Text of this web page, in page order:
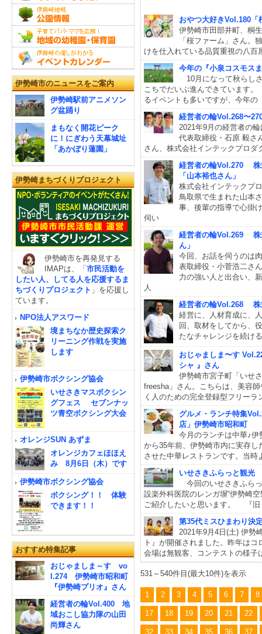
おやつ大好きVol.180「
伊勢崎市田部井町、桐
「桜ファーム」さん。
けを仕入れている品質重視の八
今年の『小泉コスモス
10月になって秋らし
こちでだいぶ進んできています
るイベントも多いですが、今年の
経営者の輪Vol.268〜
2021年9月の経営者の
代表取締役・石原 毅さ
さん、株式会社インテックプロ
経営者の輪Vol.270 株
「山本裕也さん」
株式会社インテックプ
鳥取県で生まれた山本
事、後輩の指導で心掛
伺い
経営者の輪Vol.269 株
ん」
今回、お話を伺うのは
表取締役・小菅浩二さ
力の強い人と出合い、
人
経営者の輪Vol.268 株
経営に、人材育成に、
回、取材をしてから、
たなチャレンジを続け
おじゃましま〜す
シャ 』さん
伊勢崎市宮子町「いせ
freesha」さん。こちらは、美容
く人のための完全登録型フリーラ
グルメ・ランチ特集
店」伊勢崎市昭和町
今月のランチは中華♪
から35年前、伊勢崎市内に実存
させた中華レストランです。当時
いせさきふらっと観光
今回のいせさきふら
設楽外科医院のレンガ塀“伊勢崎
ご紹介したいと思います。 『旧
第35代ミスひまわり決
2021年9月4日(土) 伊勢
ト』が開催されました。昨年は
会場は無観客、コンテストの様子
531～540件目(最大10件)を表示
1 2 3 4 5 6 7 8
17 18 19 20 21 22
32 33 34 35 36 37
伊勢崎市のニュースをご案内
伊勢崎駅前アニメソン
グ盆踊り
まもなく開花ピーク
に！にぎわう天幕城址
「あかぼり蓮園」
伊勢崎まちづくりプロジェクト
伊勢崎市を再発見する
IMAPは、「 市民活動を
したい人、してる人を応援するま
ちづくりプロジェクト 」を応援し
ています。
NPO法人アスワード
境まちなか歴史探索ク
リーニング作戦を実施
します
伊勢崎市ボクシング協会
いせさきマスボクシン
グフェス セブンナッ
ツ青空ボクシング大会
オレンジSUN あずま
オレンジカフェほほえ
み 8月6日（木）です
伊勢崎市ボクシング協会
ボクシング！！ 体験
できます！！
おすすめ特集記事
おじゃましま～す vo
l.274 伊勢崎市昭和町
『伊勢崎プリオ』さん
経営者の輪Vol.400 地
域おこし協力隊の山田
尚輝さん